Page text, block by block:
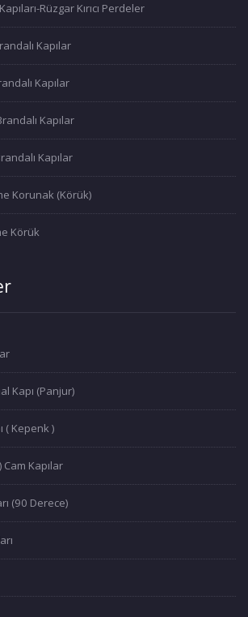
Rüzgar Kırıcı Perdeler
Kapılar
Kapılar
Kapılar
Kapılar
Korunak (Körük)
Körük
Kapı (Panjur)
( Kepenk )
Cam Kapılar
(90 Derece)